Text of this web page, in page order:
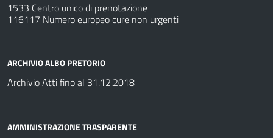
1533 Centro unico di prenotazione
116117 Numero europeo cure non urgenti
ARCHIVIO ALBO PRETORIO
Archivio Atti fino al 31.12.2018
AMMINISTRAZIONE TRASPARENTE